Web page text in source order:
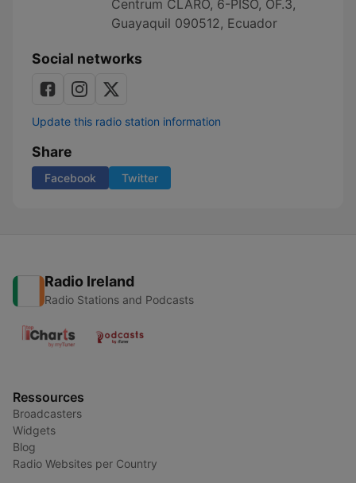
Centrum CLARO, 6-PISO, OF.3,
Guayaquil 090512, Ecuador
Social networks
Update this radio station information
Share
Facebook Twitter
Radio Ireland
Radio Stations and Podcasts
Ressources
Broadcasters
Widgets
Blog
Radio Websites per Country